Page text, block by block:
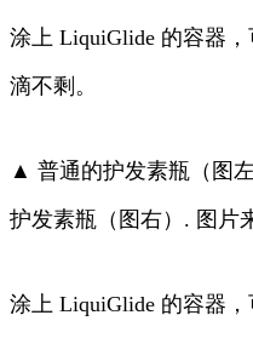
涂上 LiquiGlide 的容器
滴不剩。
▲ 普通的护发素瓶（图
护发素瓶（图右）. 图片
涂上 LiquiGlide 的容器